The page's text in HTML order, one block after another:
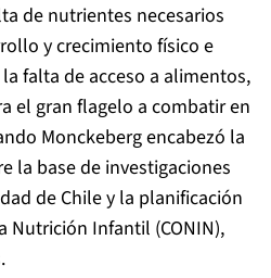
de nutrientes necesarios
y crecimiento físico e
falta de acceso a alimentos,
el gran flagelo a combatir en
Monckeberg encabezó la
la base de investigaciones
de Chile y la planificación
Nutrición Infantil (CONIN),